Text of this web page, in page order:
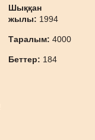
Шыққан
жылы: 1994
Таралым:4000
Беттер: 184